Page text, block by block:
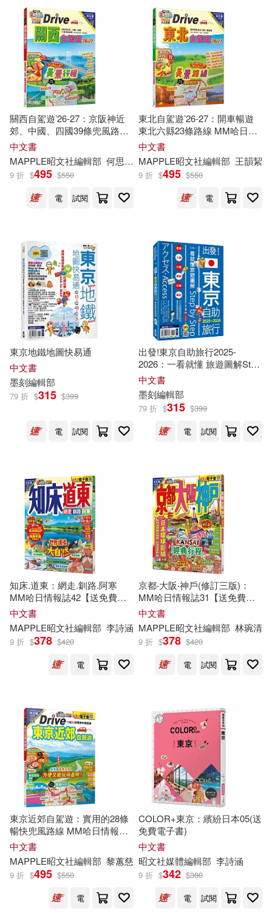
《中國自助游》編輯部(23)
世一書局編輯部(23)
企鵝編輯部(23)
哈福編輯部(23)
憶童玩編輯部(23)
美化家庭編輯部(23)
飛寶編輯部(23)
Judd Piggott(22)
i室設圈｜漂亮家居編輯部(22)
《經典中國》編輯部(22)
李冠瑩(22)
CCTV《走近科學》編輯部編(21)
《嬰兒畫報》編輯部(21)
《玩樂瘋》編輯部(21)
人民音樂出版社編輯部(21)
藤子‧F‧不二雄(21)
La Vie 編輯部(20)
《圖行世界》編輯部(20)
《旅游聖經》編輯部(20)
人民音樂出版社編輯部編(20)
兒童的學習編輯部(20)
三聯(22) 中國林業出版社(22)
中國輕工業出版社(22)
南海出版公司(22)
哈福企業(22) 康鑑文化(22)
摩托車(雜誌零售)(22)
人民出版社(21)
倍斯特出版事業有限公司(21)
同心出版社(21) 書林(21)
河南科學技術出版社(21)
經濟管理出版社(21)
雲南科技出版社(21)
養沛文化(21)
上海三聯書店(20)
信誼基金出版社(20)
北京理工大學出版社(20)
文國書局(20)
中國建築工業出版社(19)
中國紡織出版社(19) 前衛(19)
北京科學技術出版社(19)
卓著(19)
山東人民出版社(19)
文匯出版社(19)
關西自駕遊’26-27：京阪神近
郊、中國、四國39條兜風路線
MM哈日情報誌47
中文書
MAPPLE昭文社編輯部 何思慧 賴純如
9 折 $495 $550
電
試閱
東北自駕遊’26-27：開車暢遊
東北六縣23條路線 MM哈日情
報誌28
中文書
MAPPLE昭文社編輯部 王韻絜
9 折 $495 $550
電
東京地鐵地圖快易通
中文書
墨刻編輯部
79 折 $315 $399
電 試閱
出發!東京自助旅行2025-
2026：一看就懂 旅遊圖解Step
by Step
中文書
墨刻編輯部
79 折 $315 $399
電
試閱
知床.道東：網走.釧路.阿寒
MM哈日情報誌42【送免費電
子書】
中文書
MAPPLE昭文社編輯部 李詩涵
9 折 $378 $420
電
京都‧大阪‧神戶(修訂三版)：
MM哈日情報誌31【送免費電
子書】
中文書
MAPPLE昭文社編輯部 林琬清
9 折 $378 $420
電
試閱
東京近郊自駕遊：實用的28條
暢快兜風路線 MM哈日情報誌
46【送免費電子書】
中文書
MAPPLE昭文社編輯部 黎蕙慈
9 折 $495 $550
電
COLOR+東京：繽紛日本05(送
免費電子書)
中文書
昭文社媒體編輯部 李詩涵
9 折 $342 $380
電
試閱